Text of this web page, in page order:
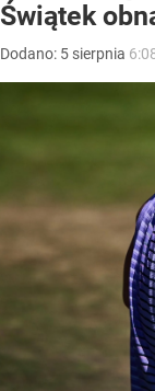
Świątek
Dodano: 5 sierpnia